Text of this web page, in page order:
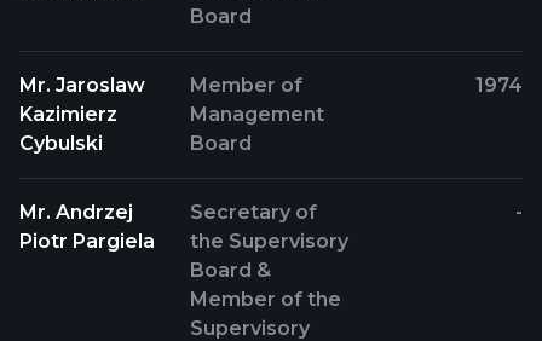
Board
Mr. Jaroslaw
Kazimierz
Cybulski
Member of
Management
Board
1974
Mr. Andrzej
Piotr Pargiela
Secretary of
the Supervisory
Board &
Member of the
Supervisory
-